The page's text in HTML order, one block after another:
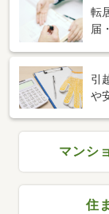
転
届
引
や
マンシ
住